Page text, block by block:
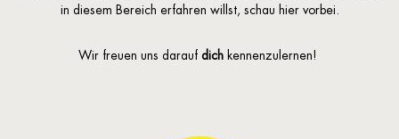
in diesem Bereich erfahren willst, schau hiervorbei.
Wir freuen uns darauf dich kennenzulernen!